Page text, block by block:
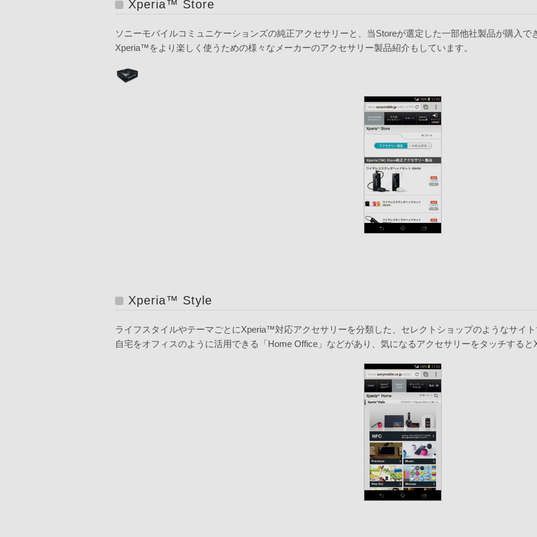
Xperia™ Store
ソニーモバイルコミュニケーションズの純正アクセサリーと、当Storeが選定した一部他社製品が購入で
Xperia™をより楽しく使うための様々なメーカーのアクセサリー製品紹介もしています。
Xperia™ Style
ライフスタイルやテーマごとにXperia™対応アクセサリーを分類した、セレクトショップのようなサイト
自宅をオフィスのように活用できる「Home Office」などがあり、気になるアクセサリーをタッチすると